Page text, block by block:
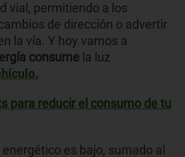
vial, permitiendo a los
de dirección o advertir
la vía. Y hoy vamos a
consume la luz
para reducir el consumo de tu
es bajo, sumado al